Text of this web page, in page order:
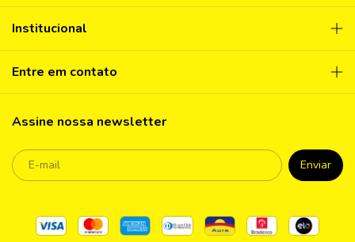
Institucional
Entre em contato
Assine nossa newsletter